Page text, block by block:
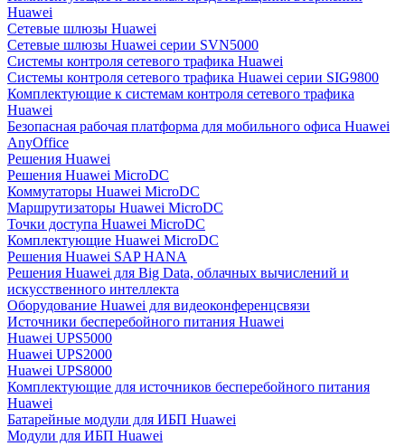
Huawei
Сетевые шлюзы Huawei
Сетевые шлюзы Huawei серии SVN5000
Системы контроля сетевого трафика Huawei
Системы контроля сетевого трафика Huawei серии SIG9800
Комплектующие к системам контроля сетевого трафика
Huawei
Безопасная рабочая платформа для мобильного офиса Huawei
AnyOffice
Решения Huawei
Решения Huawei MicroDC
Коммутаторы Huawei MicroDC
Маршрутизаторы Huawei MicroDC
Точки доступа Huawei MicroDC
Комплектующие Huawei MicroDC
Решения Huawei SAP HANA
Решения Huawei для Big Data, облачных вычислений и
искусственного интеллекта
Оборудование Huawei для видеоконференцсвязи
Источники бесперебойного питания Huawei
Huawei UPS5000
Huawei UPS2000
Huawei UPS8000
Комплектующие для источников бесперебойного питания
Huawei
Батарейные модули для ИБП Huawei
Модули для ИБП Huawei